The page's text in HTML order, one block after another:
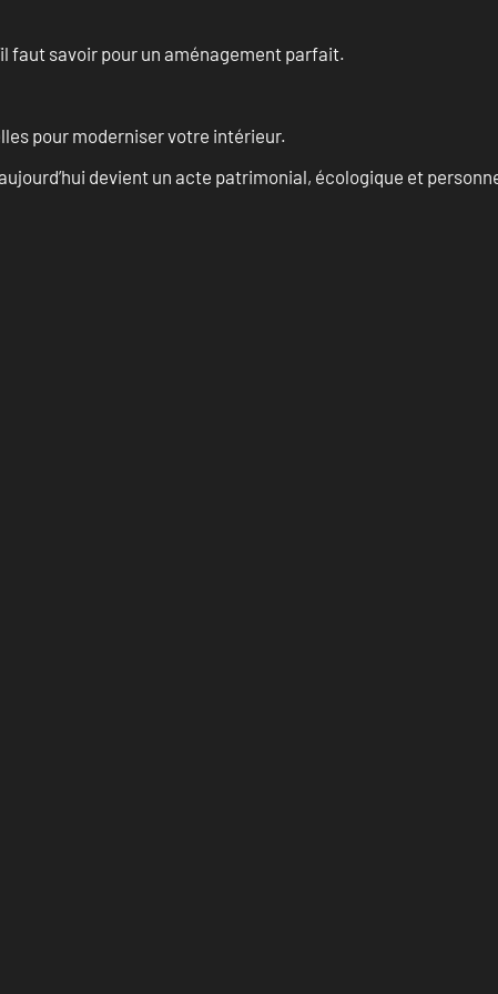
faut savoir pour un aménagement parfait.
pour moderniser votre intérieur.
devient un acte patrimonial, écologique et